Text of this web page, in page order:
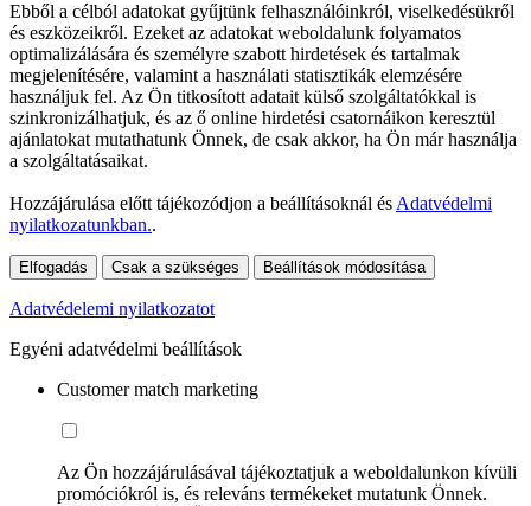
Ebből a célból adatokat gyűjtünk felhasználóinkról, viselkedésükről
és eszközeikről. Ezeket az adatokat weboldalunk folyamatos
optimalizálására és személyre szabott hirdetések és tartalmak
megjelenítésére, valamint a használati statisztikák elemzésére
használjuk fel. Az Ön titkosított adatait külső szolgáltatókkal is
szinkronizálhatjuk, és az ő online hirdetési csatornáikon keresztül
ajánlatokat mutathatunk Önnek, de csak akkor, ha Ön már használja
a szolgáltatásaikat.
Hozzájárulása előtt tájékozódjon a beállításoknál ésAdatvédelmi
nyilatkozatunkban..
Elfogadás Csak a szükséges Beállítások módosítása
Adatvédelemi nyilatkozatot
Egyéni adatvédelmi beállítások
Customer match marketing
Az Ön hozzájárulásával tájékoztatjuk a weboldalunkon kívüli
promóciókról is, és releváns termékeket mutatunk Önnek.